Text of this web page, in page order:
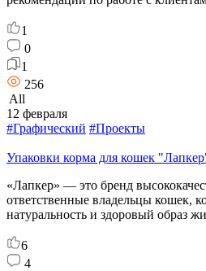
1
0
1
256
All
12 февраля
#Графический #Проекты
Упаковки корма для кошек
«Лапкер» — это бренд
ответственные владельцы кошек,
натуральность и здоровый образ
6
4